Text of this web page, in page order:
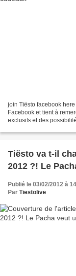
join Tiësto facebook
Facebook et tient à
exclusifs et des
Tiësto va t-il
2012 ?! Le
Publié le 03/02/2012 à
Par Tiëstolive